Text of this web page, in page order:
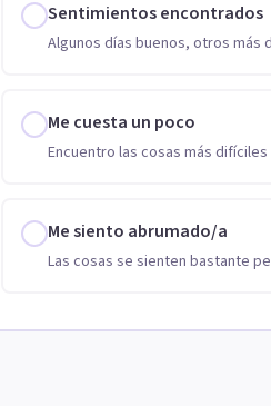
Sentimientos encontrados
Algunos días buenos, otros más
Me cuesta un poco
Encuentro las cosas más
Me siento abrumado/a
Las cosas se sienten bastante